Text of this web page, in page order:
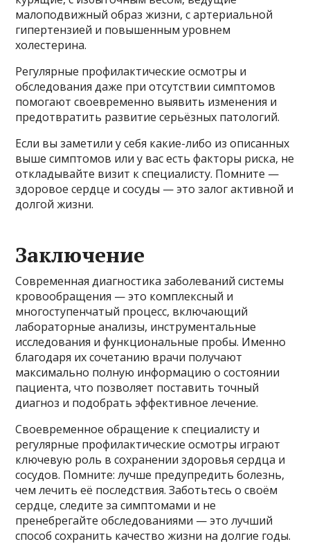
малоподвижный образ жизни, с артериальной
гипертензией и повышенным уровнем
холестерина.
Регулярные профилактические осмотры и
обследования даже при отсутствии симптомов
помогают своевременно выявить изменения и
предотвратить развитие серьёзных патологий.
Если вы заметили у себя какие-либо из описанных
выше симптомов или у вас есть факторы риска, не
откладывайте визит к специалисту. Помните —
здоровое сердце и сосуды — это залог активной и
долгой жизни.
Заключение
Современная диагностика заболеваний системы
кровообращения — это комплексный и
многоступенчатый процесс, включающий
лабораторные анализы, инструментальные
исследования и функциональные пробы. Именно
благодаря их сочетанию врачи получают
максимально полную информацию о состоянии
пациента, что позволяет поставить точный
диагноз и подобрать эффективное лечение.
Своевременное обращение к специалисту и
регулярные профилактические осмотры играют
ключевую роль в сохранении здоровья сердца и
сосудов. Помните: лучше предупредить болезнь,
чем лечить её последствия. Заботьтесь о своём
сердце, следите за симптомами и не
пренебрегайте обследованиями — это лучший
способ сохранить качество жизни на долгие годы.